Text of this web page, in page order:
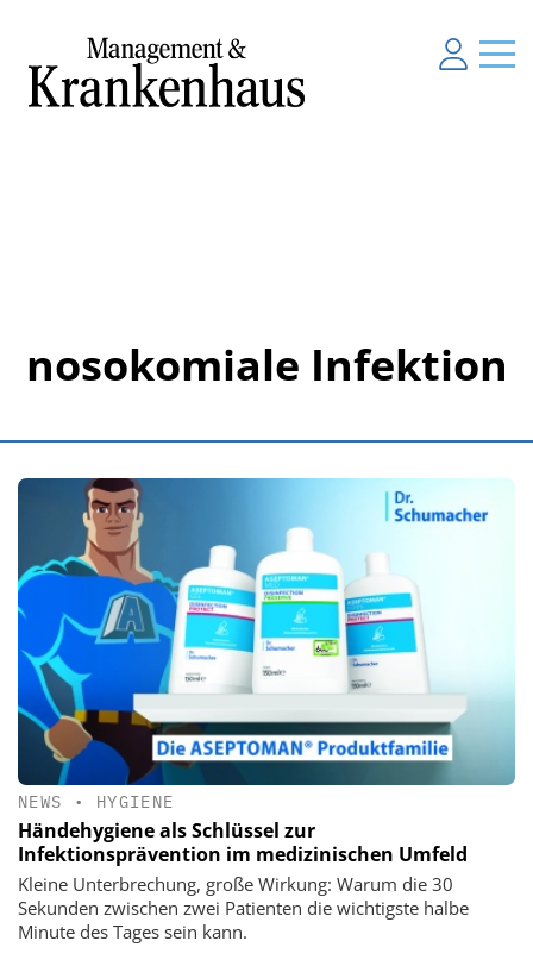
nosokomiale Infektion
NEWS • HYGIENE
Händehygiene als Schlüssel zur
Infektionsprävention im medizinischen Umfeld
Kleine Unterbrechung, große Wirkung: Warum die 30
Sekunden zwischen zwei Patienten die wichtigste halbe
Minute des Tages sein kann.